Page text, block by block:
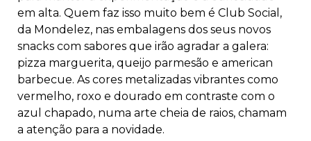
em alta. Quem faz isso muito bem é Club Social,
da Mondelez, nas embalagens dos seus novos
snacks com sabores que irão agradar a galera:
pizza marguerita, queijo parmesão e american
barbecue. As cores metalizadas vibrantes como
vermelho, roxo e dourado em contraste com o
azul chapado, numa arte cheia de raios, chamam
a atenção para a novidade.